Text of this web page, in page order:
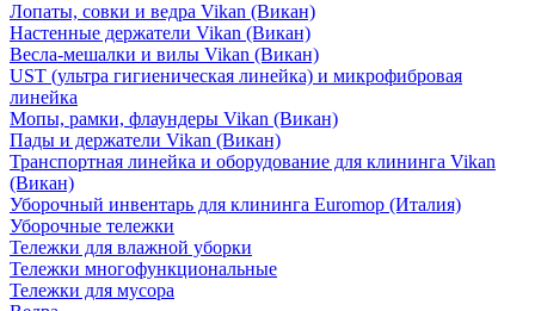
Лопаты, совки и ведра Vikan (Викан)
Настенные держатели Vikan (Викан)
Весла-мешалки и вилы Vikan (Викан)
UST (ультра гигиеническая линейка) и микрофибровая
линейка
Мопы, рамки, флаундеры Vikan (Викан)
Пады и держатели Vikan (Викан)
Транспортная линейка и оборудование для клининга Vikan
(Викан)
Уборочный инвентарь для клининга Euromop (Италия)
Уборочные тележки
Тележки для влажной уборки
Тележки многофункциональные
Тележки для мусора